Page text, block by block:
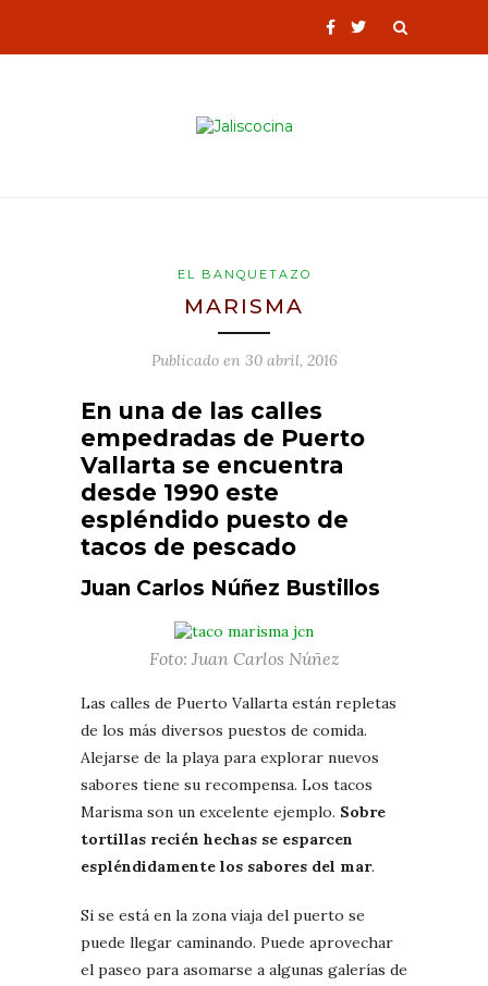
EL BANQUETAZO
MARISMA
Publicado en 30 abril, 2016
En una de las calles
empedradas de Puerto
Vallarta se encuentra
desde 1990 este
espléndido puesto de
tacos de pescado
Juan Carlos Núñez Bustillos
Foto: Juan Carlos Núñez
Las calles de Puerto Vallarta están repletas
de los más diversos puestos de comida.
Alejarse de la playa para explorar nuevos
sabores tiene su recompensa. Los tacos
Marisma son un excelente ejemplo. Sobre
tortillas recién hechas se esparcen
espléndidamente los sabores del mar.
Si se está en la zona viaja del puerto se
puede llegar caminando. Puede aprovechar
el paseo para asomarse a algunas galerías de